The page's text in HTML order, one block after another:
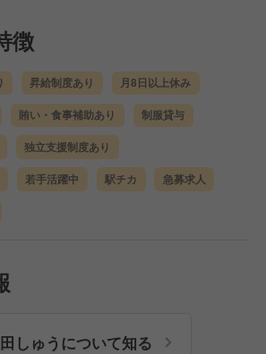
徴
昇給制度あり 月8日以上休み
賄い・食事補助あり 制服貸与
独立支援制度あり
若手活躍中 駅チカ 急募求人
しゅうについて知る